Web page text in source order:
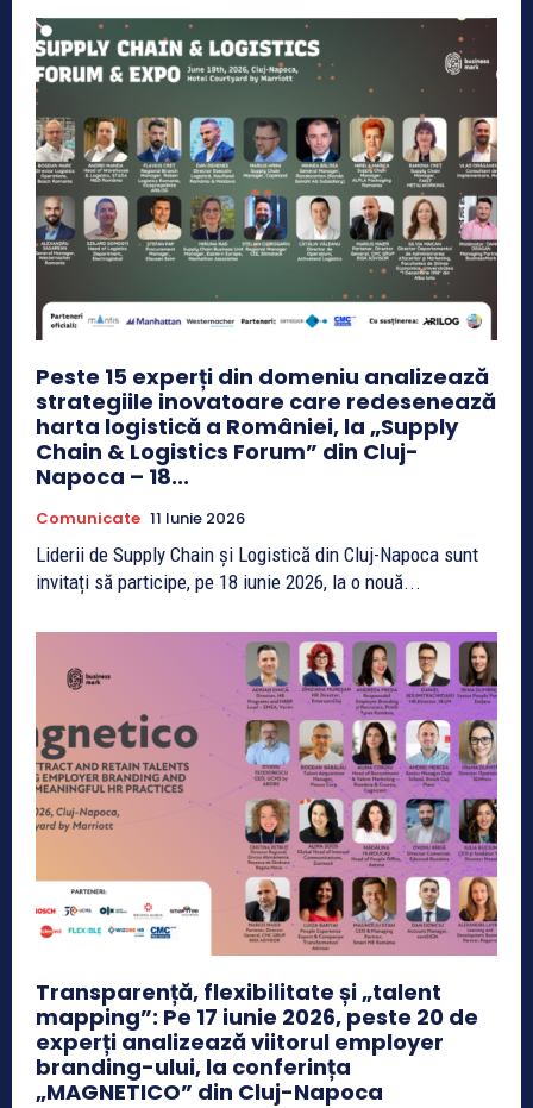
Peste 15 experți din domeniu analizează
strategiile inovatoare care redesenează
harta logistică a României, la „Supply
Chain & Logistics Forum” din Cluj-
Napoca – 18...
Comunicate 11 Iunie 2026
Liderii de Supply Chain și Logistică din Cluj-Napoca sunt
invitați să participe, pe 18 iunie 2026, la o nouă...
Transparență, flexibilitate și „talent
mapping”: Pe 17 iunie 2026, peste 20 de
experți analizează viitorul employer
branding-ului, la conferința
„MAGNETICO” din Cluj-Napoca